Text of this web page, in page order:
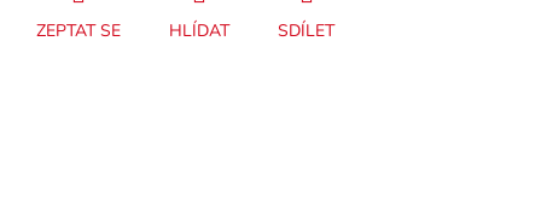
ZEPTAT SE HLÍDAT SDÍLET